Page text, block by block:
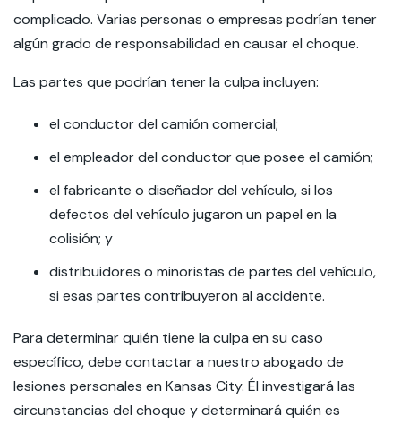
complicado. Varias personas o empresas podrían tener
algún grado de responsabilidad en causar el choque.
Las partes que podrían tener la culpa incluyen:
el conductor del camión comercial;
el empleador del conductor que posee el camión;
el fabricante o diseñador del vehículo, si los
defectos del vehículo jugaron un papel en la
colisión; y
distribuidores o minoristas de partes del vehículo,
si esas partes contribuyeron al accidente.
Para determinar quién tiene la culpa en su caso
específico, debe contactar a nuestro abogado de
lesiones personales en Kansas City. Él investigará las
circunstancias del choque y determinará quién es